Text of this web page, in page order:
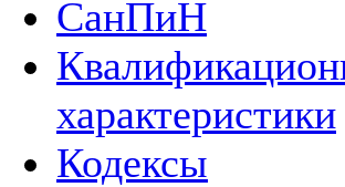
СанПиН
характеристики
Кодексы